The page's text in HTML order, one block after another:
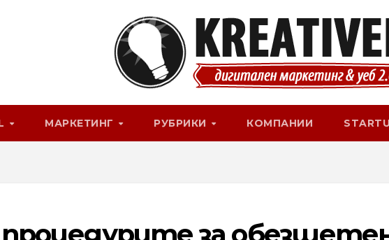
МАРКЕТИНГ РУБРИКИ КОМПАНИИ